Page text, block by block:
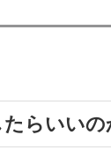
らいいの